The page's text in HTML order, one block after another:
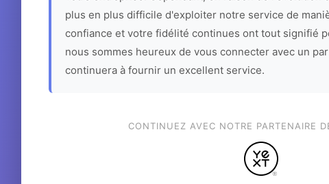
plus en plus difficile d'exploiter notre service de
confiance et votre fidélité continues ont tout signifié
nous sommes heureux de vous connecter avec un
continuera à fournir un excellent service.
CONTINUEZ AVEC NOTRE PARTENAIRE